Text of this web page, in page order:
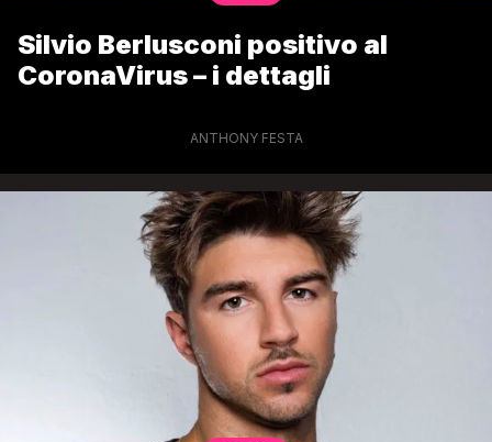
Silvio Berlusconi positivo al
CoronaVirus – i dettagli
ANTHONY FESTA